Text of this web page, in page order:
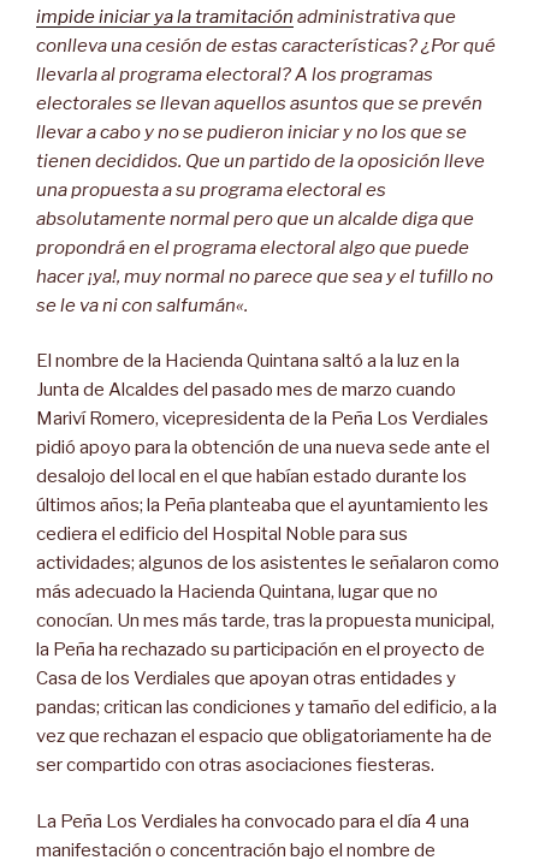
impide iniciar ya la tramitación administrativa que
conlleva una cesión de estas características? ¿Por qué
llevarla al programa electoral? A los programas
electorales se llevan aquellos asuntos que se prevén
llevar a cabo y no se pudieron iniciar y no los que se
tienen decididos. Que un partido de la oposición lleve
una propuesta a su programa electoral es
absolutamente normal pero que un alcalde diga que
propondrá en el programa electoral algo que puede
hacer ¡ya!, muy normal no parece que sea y el tufillo no
se le va ni con salfumán«.
El nombre de la Hacienda Quintana saltó a la luz en la
Junta de Alcaldes del pasado mes de marzo cuando
Mariví Romero, vicepresidenta de la Peña Los Verdiales
pidió apoyo para la obtención de una nueva sede ante el
desalojo del local en el que habían estado durante los
últimos años; la Peña planteaba que el ayuntamiento les
cediera el edificio del Hospital Noble para sus
actividades; algunos de los asistentes le señalaron como
más adecuado la Hacienda Quintana, lugar que no
conocían. Un mes más tarde, tras la propuesta municipal,
la Peña ha rechazado su participación en el proyecto de
Casa de los Verdiales que apoyan otras entidades y
pandas; critican las condiciones y tamaño del edificio, a la
vez que rechazan el espacio que obligatoriamente ha de
ser compartido con otras asociaciones fiesteras.
La Peña Los Verdiales ha convocado para el día 4 una
manifestación o concentración bajo el nombre de